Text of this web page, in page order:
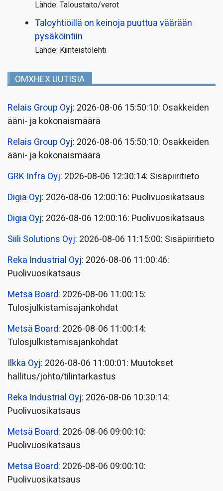
Lähde: Taloustaito/verot
Taloyhtiöillä on keinoja puuttua väärään
pysäköintiin
Lähde: Kiinteistölehti
OMXHEX UUTISIA
Relais Group Oyj: 2026-08-06 15:50:10: Osakkeiden
ääni- ja kokonaismäärä
Relais Group Oyj: 2026-08-06 15:50:10: Osakkeiden
ääni- ja kokonaismäärä
GRK Infra Oyj: 2026-08-06 12:30:14: Sisäpiiritieto
Digia Oyj: 2026-08-06 12:00:16: Puolivuosikatsaus
Digia Oyj: 2026-08-06 12:00:16: Puolivuosikatsaus
Siili Solutions Oyj: 2026-08-06 11:15:00: Sisäpiiritieto
Reka Industrial Oyj: 2026-08-06 11:00:46:
Puolivuosikatsaus
Metsä Board: 2026-08-06 11:00:15:
Tulosjulkistamisajankohdat
Metsä Board: 2026-08-06 11:00:14:
Tulosjulkistamisajankohdat
Ilkka Oyj: 2026-08-06 11:00:01: Muutokset
hallitus/johto/tilintarkastus
Reka Industrial Oyj: 2026-08-06 10:30:14:
Puolivuosikatsaus
Metsä Board: 2026-08-06 09:00:10:
Puolivuosikatsaus
Metsä Board: 2026-08-06 09:00:10:
Puolivuosikatsaus